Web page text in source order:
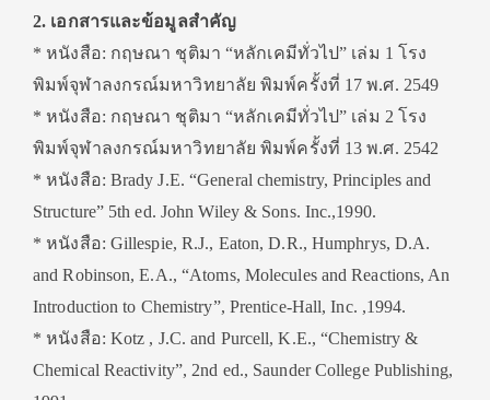
2. เอกสารและข้อมูลสำคัญ
* หนังสือ: กฤษณา ชุติมา “หลักเคมีทั่วไป” เล่ม 1 โรง
พิมพ์จุฬาลงกรณ์มหาวิทยาลัย พิมพ์ครั้งที่ 17 พ.ศ. 2549
* หนังสือ: กฤษณา ชุติมา “หลักเคมีทั่วไป” เล่ม 2 โรง
พิมพ์จุฬาลงกรณ์มหาวิทยาลัย พิมพ์ครั้งที่ 13 พ.ศ. 2542
* หนังสือ: Brady J.E. “General chemistry, Principles and
Structure” 5th ed. John Wiley & Sons. Inc.,1990.
* หนังสือ: Gillespie, R.J., Eaton, D.R., Humphrys, D.A.
and Robinson, E.A., “Atoms, Molecules and Reactions, An
Introduction to Chemistry”, Prentice-Hall, Inc. ,1994.
* หนังสือ: Kotz , J.C. and Purcell, K.E., “Chemistry &
Chemical Reactivity”, 2nd ed., Saunder College Publishing,